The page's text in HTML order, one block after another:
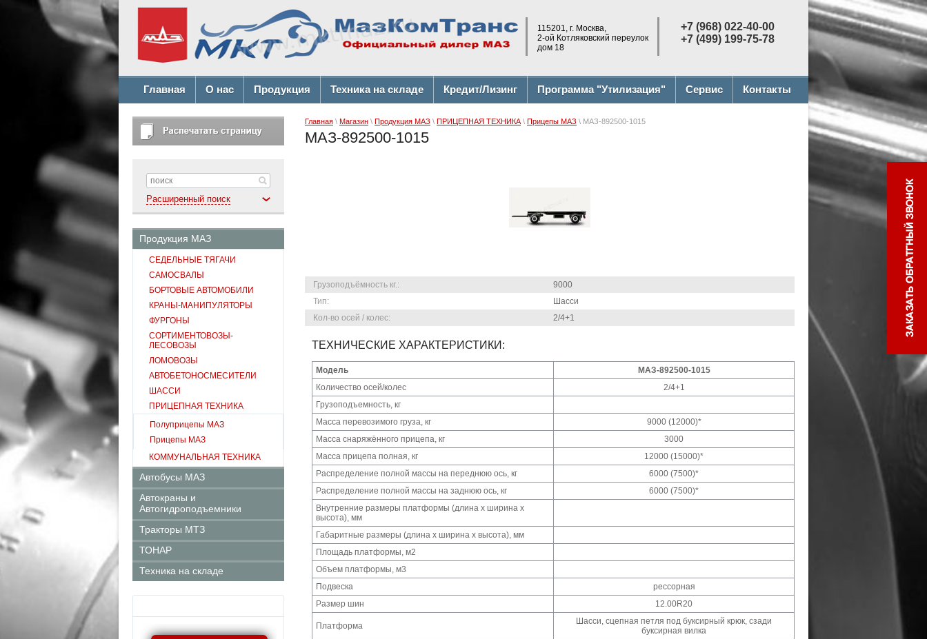
115201, г. Москва,
2-ой Котляковский переулок
дом 18
+7 (968) 022-40-00
+7 (499) 199-75-78
Главная О нас Продукция Техника на складе Кредит/Лизинг Программа "Утилизация" Сервис Контакты
Расширенный поиск
Продукция МАЗ
СЕДЕЛЬНЫЕ ТЯГАЧИ
САМОСВАЛЫ
БОРТОВЫЕ АВТОМОБИЛИ
КРАНЫ-МАНИПУЛЯТОРЫ
ФУРГОНЫ
СОРТИМЕНТОВОЗЫ-
ЛЕСОВОЗЫ
ЛОМОВОЗЫ
АВТОБЕТОНОСМЕСИТЕЛИ
ШАССИ
ПРИЦЕПНАЯ ТЕХНИКА
Полуприцепы МАЗ
Прицепы МАЗ
КОММУНАЛЬНАЯ ТЕХНИКА
Автобусы МАЗ
Автокраны и
Автогидроподъемники
Тракторы МТЗ
ТОНАР
Техника на складе
Главная \ Магазин \ Продукция МАЗ \ ПРИЦЕПНАЯ ТЕХНИКА \ Прицепы МАЗ \ МАЗ-892500-1015
МАЗ-892500-1015
Грузоподъёмность кг.:
9000
Тип:
Шасси
Кол-во осей / колес:
2/4+1
ТЕХНИЧЕСКИЕ ХАРАКТЕРИСТИКИ:
Модель
МАЗ-892500-1015
Количество осей/колес
2/4+1
Грузоподъемность, кг
Масса перевозимого груза, кг
9000 (12000)*
Масса снаряжённого прицепа, кг
3000
Масса прицепа полная, кг
12000 (15000)*
Распределение полной массы на переднюю ось, кг
6000 (7500)*
Распределение полной массы на заднюю ось, кг
6000 (7500)*
Внутренние размеры платформы (длина х ширина х
высота), мм
Габаритные размеры (длина х ширина х высота), мм
Площадь платформы, м2
Объем платформы, м3
Подвеска
рессорная
Размер шин
12.00R20
Платформа
Шасси, сцепная петля под буксирный крюк, сзади
буксирная вилка